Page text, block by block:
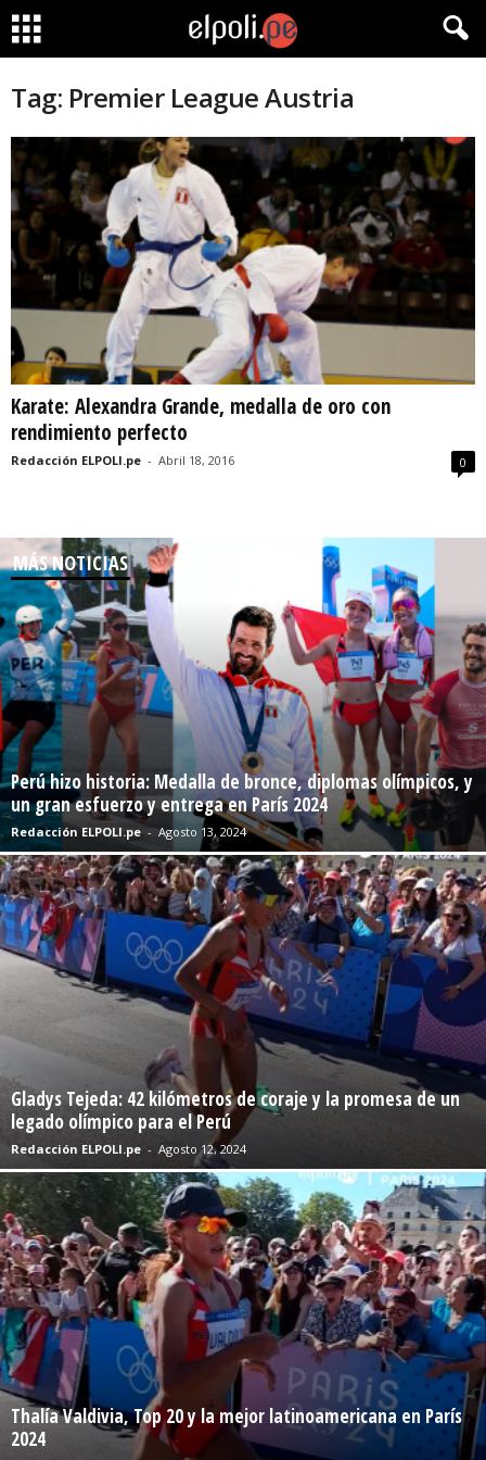
Tag: Premier League Austria
Karate: Alexandra Grande, medalla de oro con
rendimiento perfecto
Redacción ELPOLI.pe - Abril 18, 2016 0
MÁS NOTICIAS
Perú hizo historia: Medalla de bronce, diplomas olímpicos, y
un gran esfuerzo y entrega en París 2024
Redacción ELPOLI.pe - Agosto 13, 2024
Gladys Tejeda: 42 kilómetros de coraje y la promesa de un
legado olímpico para el Perú
Redacción ELPOLI.pe - Agosto 12, 2024
Thalía Valdivia, Top 20 y la mejor latinoamericana en París
2024